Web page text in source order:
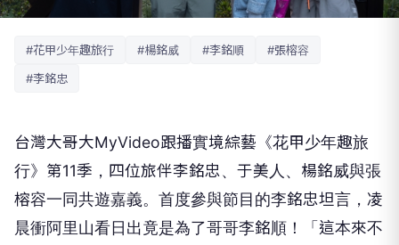
#花甲少年趣旅行 #楊銘威 #李銘順
#張榕容
#李銘忠
台灣大哥大MyVideo跟播實境綜藝《花甲少年趣旅
行》 第11季，四位旅伴李銘忠、于美人、 楊銘威與張
榕容一同共遊嘉義。首度參與節目的李銘忠坦言， 凌
晨衝阿里山看日出竟是為了哥哥李銘順！「這本來不